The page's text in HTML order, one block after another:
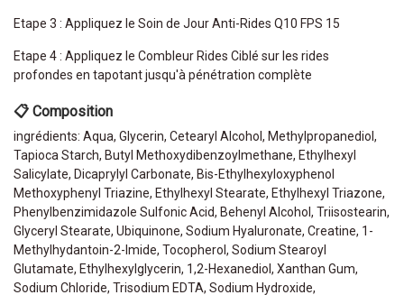
Etape 3 : Appliquez le Soin de Jour Anti-Rides Q10 FPS 15
Etape 4 : Appliquez le Combleur Rides Ciblé sur les rides
profondes en tapotant jusqu'à pénétration complète
📋 Composition
ingrédients: Aqua, Glycerin, Cetearyl Alcohol, Methylpropanediol,
Tapioca Starch, Butyl Methoxydibenzoylmethane, Ethylhexyl
Salicylate, Dicaprylyl Carbonate, Bis-Ethylhexyloxyphenol
Methoxyphenyl Triazine, Ethylhexyl Stearate, Ethylhexyl Triazone,
Phenylbenzimidazole Sulfonic Acid, Behenyl Alcohol, Triisostearin,
Glyceryl Stearate, Ubiquinone, Sodium Hyaluronate, Creatine, 1-
Methylhydantoin-2-Imide, Tocopherol, Sodium Stearoyl
Glutamate, Ethylhexylglycerin, 1,2-Hexanediol, Xanthan Gum,
Sodium Chloride, Trisodium EDTA, Sodium Hydroxide,